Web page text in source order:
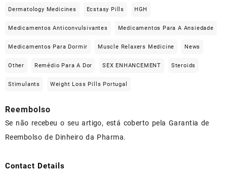
Dermatology Medicines Ecstasy Pills HGH
Medicamentos Anticonvulsivantes Medicamentos Para A Ansiedade
Medicamentos Para Dormir Muscle Relaxers Medicine News
Other Remédio Para A Dor SEX ENHANCEMENT Steroids
Stimulants Weight Loss Pills Portugal
Reembolso
Se não recebeu o seu artigo, está coberto pela Garantia de
Reembolso de Dinheiro da Pharma.
Contact Details